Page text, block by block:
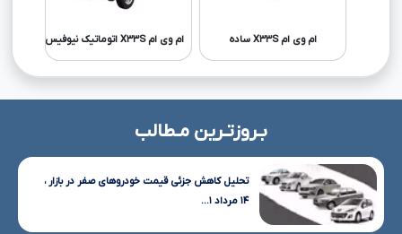
ام وی ام X۳۳S ساده ام وی ام X۳۳S اتوماتیک نیوفیس
بـروزتـرین مـطالب
تحلیل کاهش جزئی قیمت خودروهای صفر در بازار ،
۱۴ مرداد ۱...